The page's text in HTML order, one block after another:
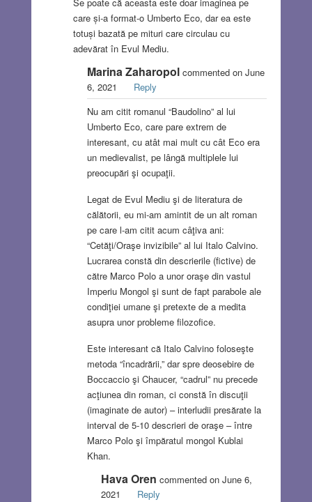
Se poate că aceasta este doar imaginea pe
care și-a format-o Umberto Eco, dar ea este
totuși bazată pe mituri care circulau cu
adevărat în Evul Mediu.
Marina Zaharopol commented on June
6, 2021
Reply
Nu am citit romanul “Baudolino” al lui
Umberto Eco, care pare extrem de
interesant, cu atât mai mult cu cât Eco era
un medievalist, pe lângă multiplele lui
preocupări şi ocupaţii.
Legat de Evul Mediu şi de literatura de
călătorii, eu mi-am amintit de un alt roman
pe care l-am citit acum câţiva ani:
“Cetăţi/Oraşe invizibile” al lui Italo Calvino.
Lucrarea constă din descrierile (fictive) de
către Marco Polo a unor oraşe din vastul
Imperiu Mongol şi sunt de fapt parabole ale
condiţiei umane şi pretexte de a medita
asupra unor probleme filozofice.
Este interesant că Italo Calvino foloseşte
metoda “încadrării,” dar spre deosebire de
Boccaccio şi Chaucer, “cadrul” nu precede
acţiunea din roman, ci constă în discuţii
(imaginate de autor) – interludii presărate la
interval de 5-10 descrieri de oraşe – între
Marco Polo şi împăratul mongol Kublai
Khan.
Hava Oren commented on June 6,
2021
Reply